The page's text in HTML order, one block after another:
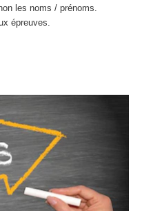
les noms / prénoms.
épreuves.